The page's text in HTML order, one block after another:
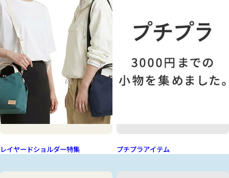
レイヤードショルダー特集 プチプラアイテム